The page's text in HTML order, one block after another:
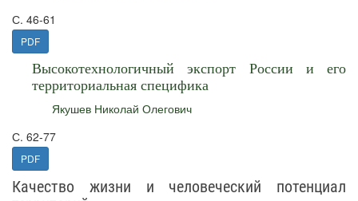
С. 46-61
PDF
Высокотехнологичный экспорт России и его
территориальная специфика
Якушев Николай Олегович
С. 62-77
PDF
Качество жизни и человеческий потенциал